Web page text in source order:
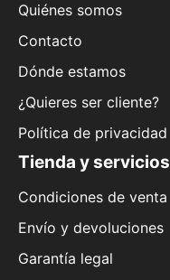
Quiénes somos
Contacto
Dónde estamos
¿Quieres ser cliente?
Política de privacidad
Tienda y servicios
Condiciones de venta
Envío y devoluciones
Garantía legal